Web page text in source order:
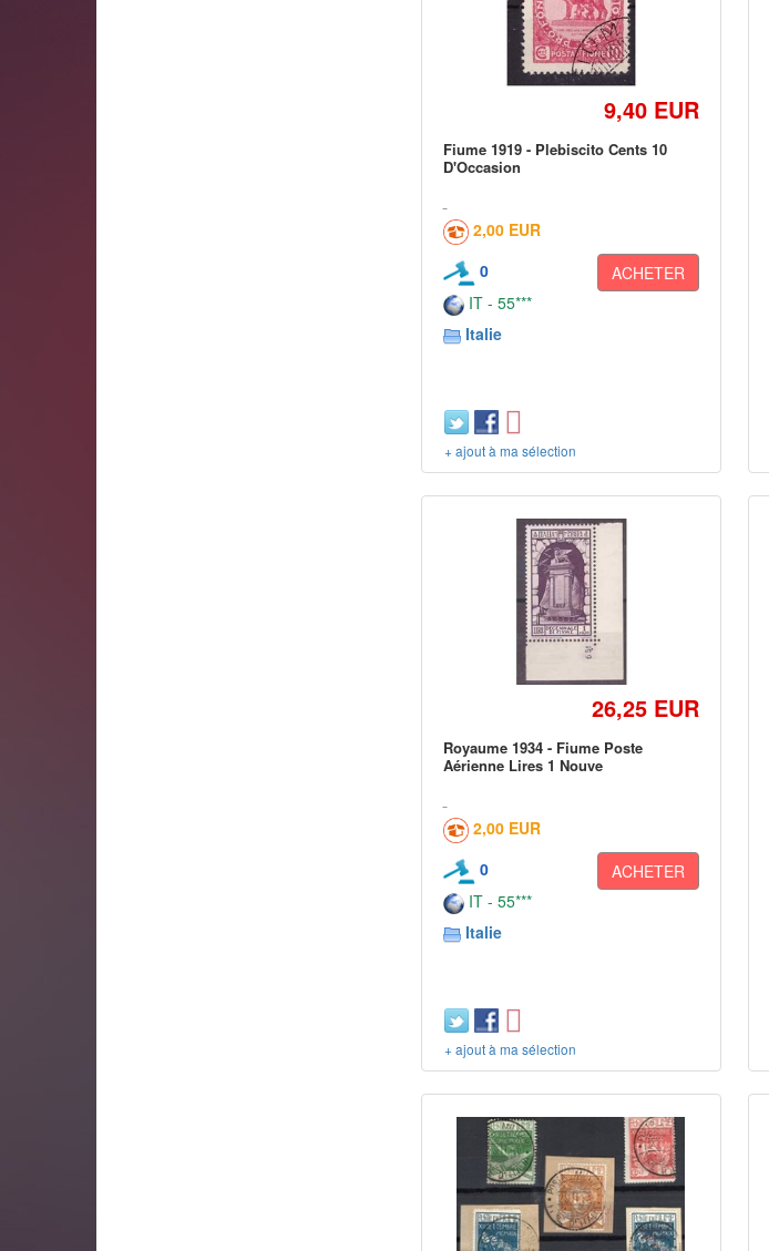
9,40 EUR
Fiume 1919 - Plebiscito Cents 10
D'Occasion
2,00 EUR
0
ACHETER
IT - 55***
Italie
+ ajout à ma sélection
26,25 EUR
Royaume 1934 - Fiume Poste
Aérienne Lires 1 Nouve
2,00 EUR
0
ACHETER
IT - 55***
Italie
+ ajout à ma sélection